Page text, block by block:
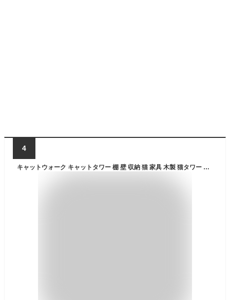
4
キャットウォーク キャットタワー 棚 壁 収納 猫 家具 木製 猫タワー オープンラック 階段 キャットハウス シェルフ おしゃれ 本棚 壁面収納 収納棚 リビング収納 ディスプレイラック スリム 省スペース 木目調 ナチュラル